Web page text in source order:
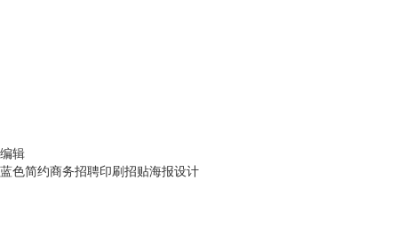
编辑
蓝色简约商务招聘印刷招贴海报设计